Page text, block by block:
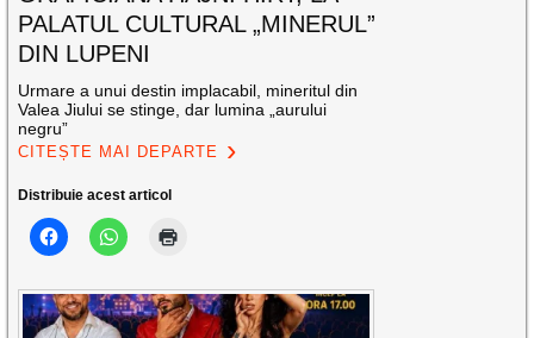
PALATUL CULTURAL „MINERUL”
DIN LUPENI
Urmare a unui destin implacabil, mineritul din
Valea Jiului se stinge, dar lumina „aurului
negru”
CITEȘTE MAI DEPARTE
Distribuie acest articol